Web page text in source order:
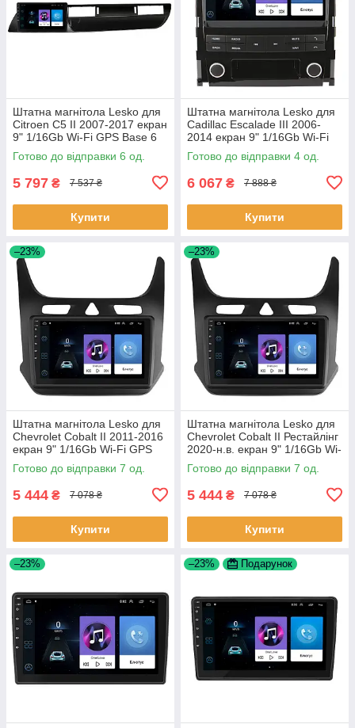
Штатна магнітола Lesko для
Citroen C5 II 2007-2017 екран
9" 1/16Gb Wi-Fi GPS Base 6
шт.
Готово до відправки 6 од.
5 797 ₴ 7 537 ₴
Купити
Штатна магнітола Lesko для
Cadillac Escalade III 2006-
2014 екран 9" 1/16Gb Wi-Fi
GPS Base Каміллак 4 шт.
Готово до відправки 4 од.
6 067 ₴ 7 888 ₴
Купити
–23%
Штатна магнітола Lesko для
Chevrolet Cobalt II 2011-2016
екран 9" 1/16Gb Wi-Fi GPS
Base Шевроле Кобальт 7 шт.
Готово до відправки 7 од.
5 444 ₴ 7 078 ₴
Купити
–23%
Штатна магнітола Lesko для
Chevrolet Cobalt II Рестайлінг
2020-н.в. екран 9" 1/16Gb Wi-
Fi GPS Base 7 шт.
Готово до відправки 7 од.
5 444 ₴ 7 078 ₴
Купити
–23% –23% Подарунок